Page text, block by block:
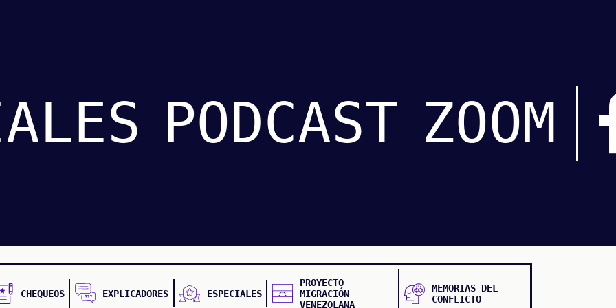
PODCAST ZOOM
CHEQUEOS EXPLICADORES ESPECIALES
PROYECTO
MIGRACIÓN
VENEZOLANA
MEMORIAS DEL
CONFLICTO